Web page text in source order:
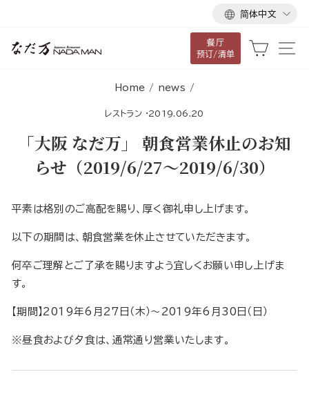
语
言
简体中文
餐厅
预订/清单
大车
Home / news /
レストラン ·2019.06.20
「大阪 なだ万」 朝食営業休止のお知
らせ（2019/6/27～2019/6/30）
平素は格別のご高配を賜り、厚く御礼申し上げます。
以下の期間は、朝食営業を休止させていただきます。
何卒ご理解とご了承を賜りますよう宜しくお願い申し上げま
す。
【期間】2019年6月27日（木）～2019年6月30日（日）
※昼食および夕食は、通常通り営業いたします。